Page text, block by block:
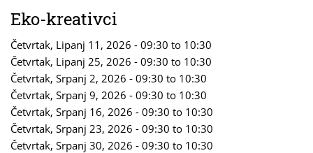
Eko-kreativci
Četvrtak, Lipanj 11, 2026 - 09:30 to 10:30
Četvrtak, Lipanj 25, 2026 - 09:30 to 10:30
Četvrtak, Srpanj 2, 2026 - 09:30 to 10:30
Četvrtak, Srpanj 9, 2026 - 09:30 to 10:30
Četvrtak, Srpanj 16, 2026 - 09:30 to 10:30
Četvrtak, Srpanj 23, 2026 - 09:30 to 10:30
Četvrtak, Srpanj 30, 2026 - 09:30 to 10:30